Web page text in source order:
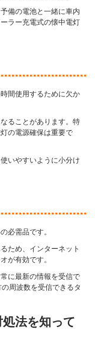
備の電池と一緒に車内
ラー充電式の懐中電灯
間使用するために欠か
ることがあります。特
の電源確保は重要で
いやすいように小分け
必需品です。
ため、インターネット
が有効です。
に最新の情報を受信で
周波数を受信できるタ
法を知って